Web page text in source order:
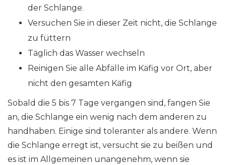
der Schlange.
Versuchen Sie in dieser Zeit nicht, die Schlange
zu füttern
Täglich das Wasser wechseln
Reinigen Sie alle Abfälle im Käfig vor Ort, aber
nicht den gesamten Käfig
Sobald die 5 bis 7 Tage vergangen sind, fangen Sie
an, die Schlange ein wenig nach dem anderen zu
handhaben. Einige sind toleranter als andere. Wenn
die Schlange erregt ist, versucht sie zu beißen und
es ist im Allgemeinen unangenehm, wenn sie